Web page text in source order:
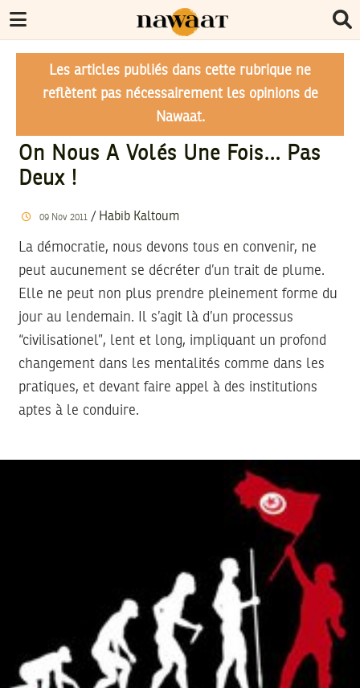
Les articles publiés dans cette rubrique ne
reflètent pas nécessairement les opinions de
Nawaat.
On Nous A Volés Une Fois… Pas
Deux !
09 Nov 2011/ Habib Kaltoum
La démocratie, nous devons tous en convenir, ne
peut aucunement se décréter d’un trait de plume.
Elle ne peut non plus prendre pleinement forme du
jour au lendemain. Il s’agit là d’un processus
“civilisationel”, lent et long, impliquant un profond
changement dans les mentalités comme dans les
pratiques, et devant faire appel à des institutions
aptes à le conduire.